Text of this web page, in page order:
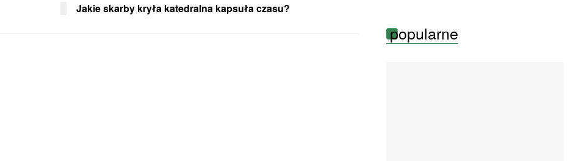
Jakie skarby kryła katedralna kapsuła czasu?
popularne